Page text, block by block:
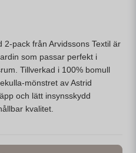
2-pack från Arvidssons Textil är
som passar perfekt i
Tillverkad i 100% bomull
mönstret av Astrid
och lätt insynsskydd
kvalitet.